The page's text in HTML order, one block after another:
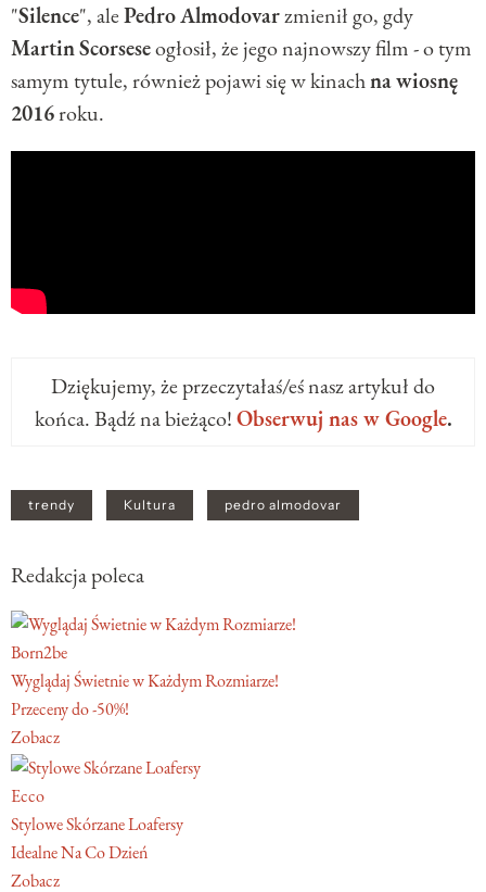
"Silence", alePedroAlmodovarzmienił go, gdy
MartinScorseseogłosił, że jego najnowszy film - o tym
samym tytule, również pojawi się w kinachnawiosnę
2016roku.
Dziękujemy, że przeczytałaś/eś nasz artykuł do
końca. Bądź na bieżąco!Obserwuj nas w Google.
trendy Kultura pedro almodovar
Redakcja poleca
Born2be
Wyglądaj Świetnie w Każdym Rozmiarze!
Przeceny do -50%!
Zobacz
Ecco
Stylowe Skórzane Loafersy
Idealne Na Co Dzień
Zobacz